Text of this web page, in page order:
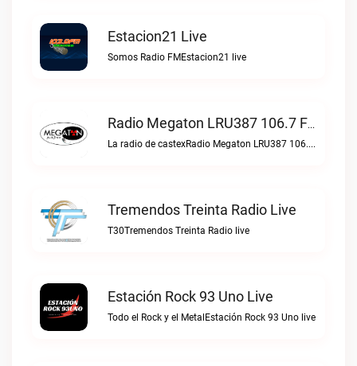
Estacion21 Live
Somos Radio FMEstacion21 live
Radio Megaton LRU387 106.7 FM Live
La radio de castexRadio Megaton LRU387 106.7 FM live
Tremendos Treinta Radio Live
T30Tremendos Treinta Radio live
Estación Rock 93 Uno Live
Todo el Rock y el MetalEstación Rock 93 Uno live